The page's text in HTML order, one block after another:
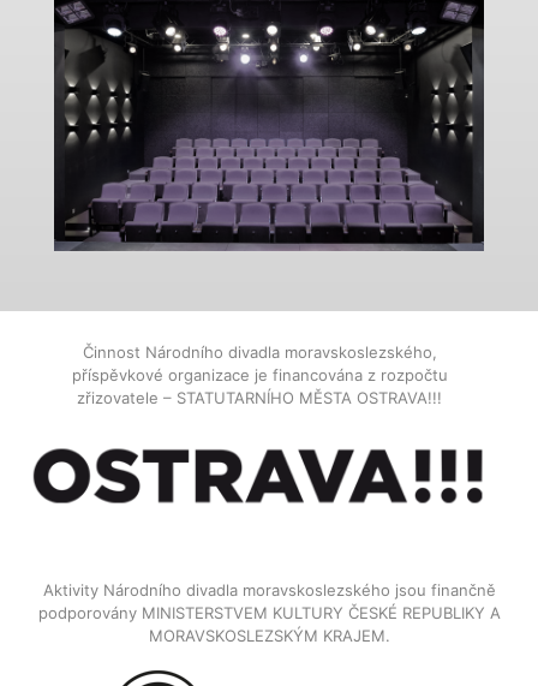
Činnost Národního divadla moravskoslezského,
příspěvkové organizace je financována z rozpočtu
zřizovatele – STATUTARNÍHO MĚSTA OSTRAVA!!!
Aktivity Národního divadla moravskoslezského jsou finančně
podporovány MINISTERSTVEM KULTURY ČESKÉ REPUBLIKY A
MORAVSKOSLEZSKÝM KRAJEM.